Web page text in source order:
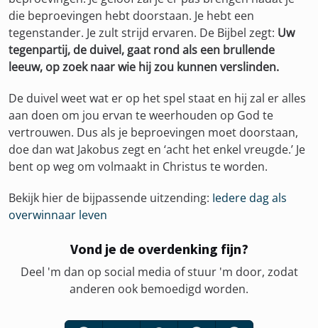
die beproevingen hebt doorstaan. Je hebt een
tegenstander. Je zult strijd ervaren. De Bijbel zegt: Uw
tegenpartij, de duivel, gaat rond als een brullende
leeuw, op zoek naar wie hij zou kunnen verslinden.
De duivel weet wat er op het spel staat en hij zal er alles
aan doen om jou ervan te weerhouden op God te
vertrouwen. Dus als je beproevingen moet doorstaan,
doe dan wat Jakobus zegt en ‘acht het enkel vreugde.’ Je
bent op weg om volmaakt in Christus te worden.
Bekijk hier de bijpassende uitzending: Iedere dag als
overwinnaar leven
Vond je de overdenking fijn?
Deel 'm dan op social media of stuur 'm door, zodat
anderen ook bemoedigd worden.